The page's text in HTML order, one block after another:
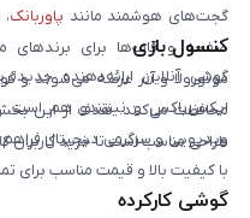
گجت‌های هوشمند مانند پاوربانک
صفحه و قاب‌ها برای برندهای
موتورولا و آنر عرضه می‌شوند و
محافظت می‌کنند. هدف از این بخش
طراحی مناسب است تا خرید کاربران
کنسول بازی
گوشی آنلاین ارائه‌دهنده
ایکس‌باکس و نینتندو هم است.
ویدیویی و سرگرمی دیجیتال
با کیفیت بالا و قیمت مناسب برای
گوشی کارکرده